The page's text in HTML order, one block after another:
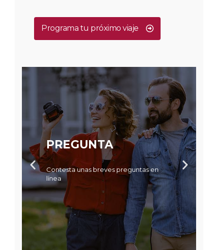
Programa tu próximo viaje
PREGUNTA
Contesta unas breves preguntas en
línea